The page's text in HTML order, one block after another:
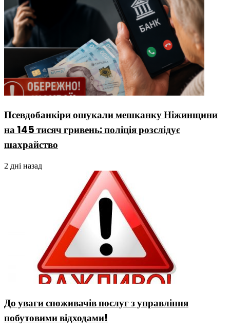
Псевдобанкіри ошукали мешканку Ніжинщини
на 145 тисяч гривень: поліція розслідує
шахрайство
2 дні назад
До уваги споживачів послуг з управління
побутовими відходами!